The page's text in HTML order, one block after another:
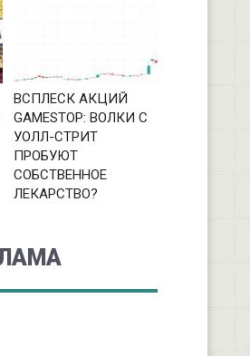
ВСПЛЕСК АКЦИЙ
GAMESTOP: ВОЛКИ С
УОЛЛ-СТРИТ
ПРОБУЮТ
СОБСТВЕННОЕ
ЛЕКАРСТВО?